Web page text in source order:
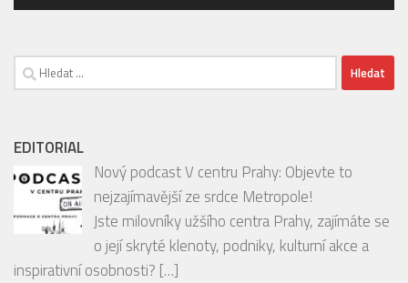
Vyhledávání
EDITORIAL
Nový podcast V centru Prahy: Objevte to
nejzajímavější ze srdce Metropole!
Jste milovníky užšího centra Prahy, zajímáte se
o její skryté klenoty, podniky, kulturní akce a
inspirativní osobnosti? […]